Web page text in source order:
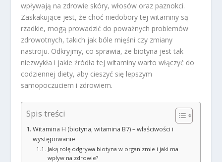
wpływają na zdrowie skóry, włosów oraz paznokci.
Zaskakujące jest, że choć niedobory tej witaminy są
rzadkie, mogą prowadzić do poważnych problemów
zdrowotnych, takich jak bóle mięśni czy zmiany
nastroju. Odkryjmy, co sprawia, że biotyna jest tak
niezwykła i jakie źródła tej witaminy warto włączyć do
codziennej diety, aby cieszyć się lepszym
samopoczuciem i zdrowiem.
Spis treści
Witamina H (biotyna, witamina B7) – właściwości i
występowanie
Jaką rolę odgrywa biotyna w organizmie i jaki ma
wpływ na zdrowie?